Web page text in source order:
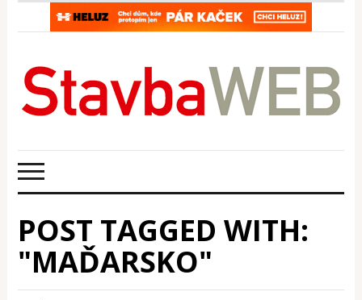
POST TAGGED WITH:
"MAĎARSKO"